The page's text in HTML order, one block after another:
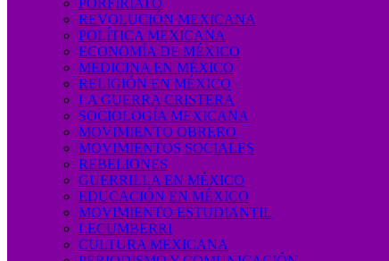
PORFIRIATO
REVOLUCIÓN MEXICANA
POLÍTICA MEXICANA
ECONOMÍA DE MÉXICO
MEDICINA EN MÉXICO
RELIGIÓN EN MÉXICO
LA GUERRA CRISTERA
SOCIOLOGÍA MEXICANA
MOVIMIENTO OBRERO
MOVIMIENTOS SOCIALES
REBELIONES
GUERRILLA EN MÉXICO
EDUCACIÓN EN MÉXICO
MOVIMIENTO ESTUDIANTIL
LECUMBERRI
CULTURA MEXICANA